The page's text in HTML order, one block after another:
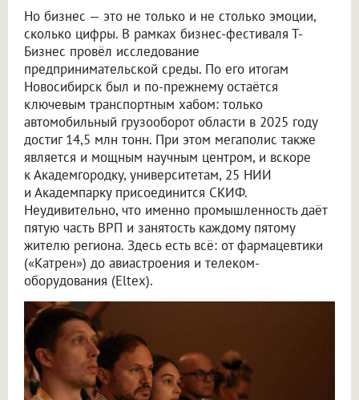
Но бизнес — это не только и не столько эмоции,
сколько цифры. В рамках бизнес-фестиваля Т-
Бизнес провёл исследование
предпринимательской среды. По его итогам
Новосибирск был и по-прежнему остаётся
ключевым транспортным хабом: только
автомобильный грузооборот области в 2025 году
достиг 14,5 млн тонн. При этом мегаполис также
является и мощным научным центром, и вскоре
к Академгородку, университетам, 25 НИИ
и Академпарку присоединится СКИФ.
Неудивительно, что именно промышленность даёт
пятую часть ВРП и занятость каждому пятому
жителю региона. Здесь есть всё: от фармацевтики
(«Катрен») до авиастроения и телеком-
оборудования (Eltex).